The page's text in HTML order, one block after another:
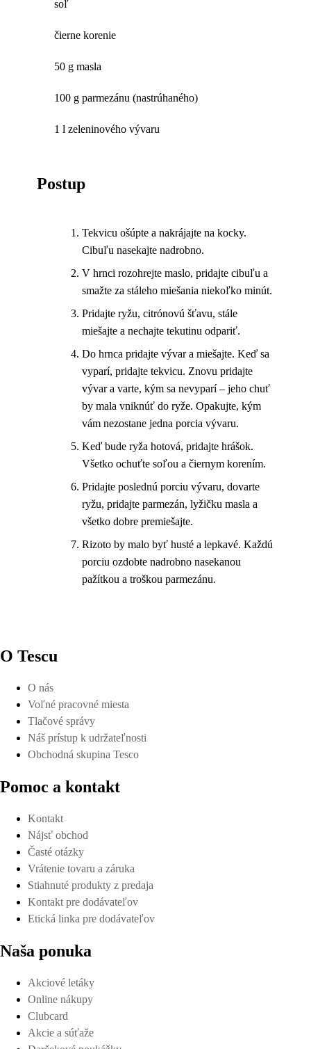
soľ
čierne korenie
50 g masla
100 g parmezánu (nastrúhaného)
1 l zeleninového vývaru
Postup
Tekvicu ošúpte a nakrájajte na kocky.
Cibuľu nasekajte nadrobno.
V hrnci rozohrejte maslo, pridajte cibuľu a
smažte za stáleho miešania niekoľko minút.
Pridajte ryžu, citrónovú šťavu, stále
miešajte a nechajte tekutinu odpariť.
Do hrnca pridajte vývar a miešajte. Keď sa
vyparí, pridajte tekvicu. Znovu pridajte
vývar a varte, kým sa nevyparí – jeho chuť
by mala vniknúť do ryže. Opakujte, kým
vám nezostane jedna porcia vývaru.
Keď bude ryža hotová, pridajte hrášok.
Všetko ochuťte soľou a čiernym korením.
Pridajte poslednú porciu vývaru, dovarte
ryžu, pridajte parmezán, lyžičku masla a
všetko dobre premiešajte.
Rizoto by malo byť husté a lepkavé. Každú
porciu ozdobte nadrobno nasekanou
pažítkou a troškou parmezánu.
O Tescu
O nás
Voľné pracovné miesta
Tlačové správy
Náš prístup k udržateľnosti
Obchodná skupina Tesco
Pomoc a kontakt
Kontakt
Nájsť obchod
Časté otázky
Vrátenie tovaru a záruka
Stiahnuté produkty z predaja
Kontakt pre dodávateľov
Etická linka pre dodávateľov
Naša ponuka
Akciové letáky
Online nákupy
Clubcard
Akcie a súťaže